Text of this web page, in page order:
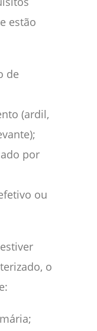
estão
de
(ardil,
por
ou
o